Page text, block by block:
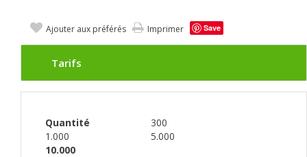
Ajouter aux préférés Imprimer Save
Tarifs
Quantité
300
1.000
5.000
10.000